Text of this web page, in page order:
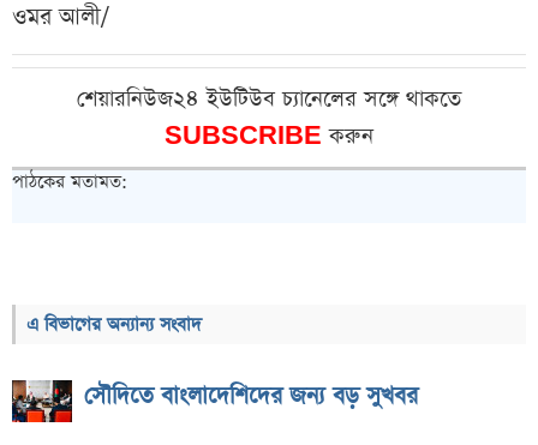
ওমর আলী/
শেয়ারনিউজ২৪ ইউটিউব চ্যানেলের সঙ্গে থাকতে
SUBSCRIBEকরুন
পাঠকের মতামত:
এ বিভাগের অন্যান্য সংবাদ
সৌদিতে বাংলাদেশিদের জন্য বড় সুখবর